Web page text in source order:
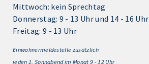
Mittwoch: kein Sprechtag
Donnerstag: 9 - 13 Uhr und 14 - 16 Uhr
Freitag: 9 - 13 Uhr
Einwohnermeldestelle zusätzlich
jeden 1. Sonnabend im Monat 9 - 12 Uhr